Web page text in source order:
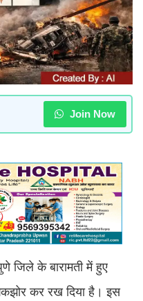
Join Now
जिले के बारामती में हुए
कर रख दिया है। इस